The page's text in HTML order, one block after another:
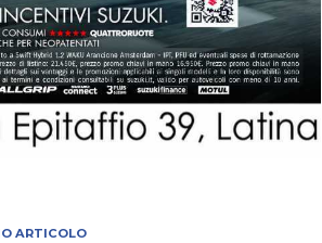
ARTICOLO